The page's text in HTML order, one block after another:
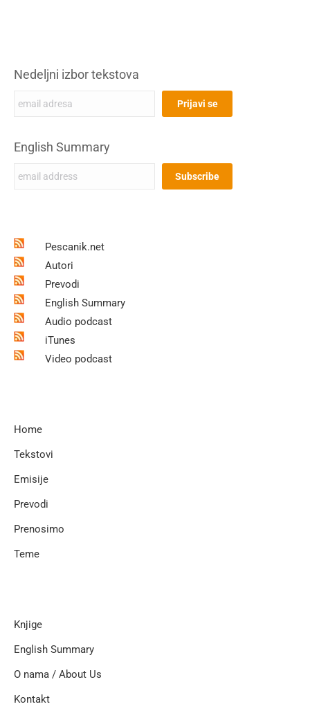
Nedeljni izbor tekstova
English Summary
Pescanik.net
Autori
Prevodi
English Summary
Audio podcast
iTunes
Video podcast
Home
Tekstovi
Emisije
Prevodi
Prenosimo
Teme
Knjige
English Summary
O nama / About Us
Kontakt